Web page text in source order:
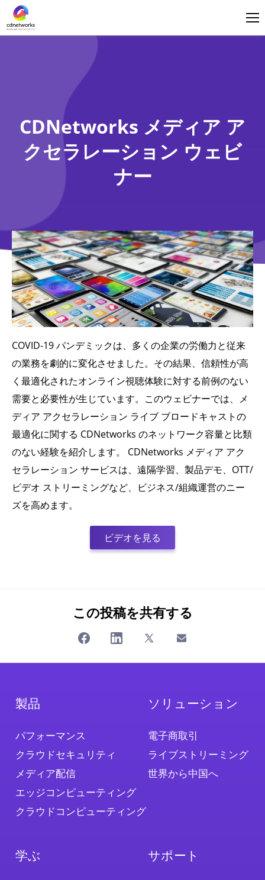
CDNetworks メディア ア
クセラレーション ウェビ
ナー
COVID-19 パンデミックは、多くの企業の労働力と従来
の業務を劇的に変化させました。その結果、信頼性が高
く最適化されたオンライン視聴体験に対する前例のない
需要と必要性が生じています。このウェビナーでは、メ
ディア アクセラレーション ライブ ブロードキャストの
最適化に関する CDNetworks のネットワーク容量と比類
のない経験を紹介します。 CDNetworks メディア アク
セラレーション サービスは、遠隔学習、製品デモ、OTT/
ビデオ ストリーミングなど、ビジネス/組織運営のニー
ズを高めます。
ビデオを見る
この投稿を共有する
製品
パフォーマンス
クラウドセキュリティ
メディア配信
エッジコンピューティング
クラウドコンピューティング
ソリューション
電子商取引
ライブストリーミング
世界から中国へ
学ぶ サポート